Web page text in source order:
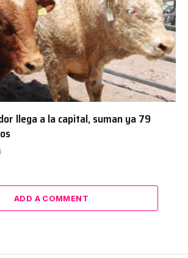
llega a la capital, suman ya 79
ADD A COMMENT